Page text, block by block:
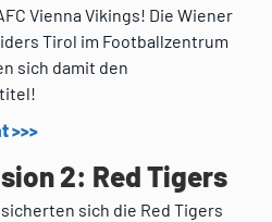
Vienna Vikings! Die Wiener
Tirol im Footballzentrum
sich damit den
>>>
2: Red Tigers
sich die Red Tigers